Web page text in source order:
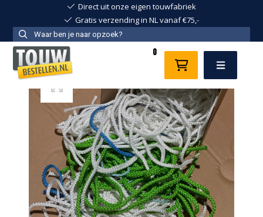
Direct uit onze eigen touwfabriek
Gratis verzending in NL vanaf €75,-
Menu
0